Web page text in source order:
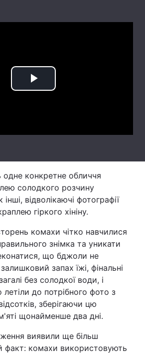
Play
одне конкретне обличчя
солодкого розчину
відволікаючі фотографії
гіркого хініну.
комахи чітко навчилися
знімка та уникати
що бджоли не
запах їжі, фінальні
без солодкої води, і
до потрібного фото з
зберігаючи цю
щонайменше два дні.
виявили ще більш
факт: комахи використовують